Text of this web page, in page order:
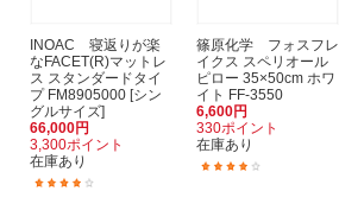
INOAC 寝返りが楽
なFACET(R)マットレ
ス スタンダードタイ
プ FM8905000 [シン
グルサイズ]
66,000円
3,300ポイント
在庫あり
篠原化学 フォスフレ
イクス スペリオール
ピロー 35×50cm ホワ
イト FF-3550
6,600円
330ポイント
在庫あり